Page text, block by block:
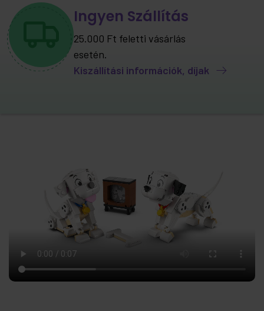
Ingyen Szállítás
25.000 Ft feletti vásárlás
esetén.
Kiszállítási információk, díjak